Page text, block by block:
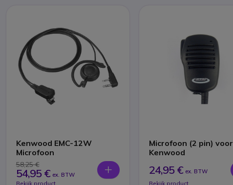
Kenwood EMC-12W
Microfoon
58,25 €
54,95 € ex. BTW
Bekijk product
Microfoon (2 pin) voor
Kenwood
24,95 € ex. BTW
Bekijk product